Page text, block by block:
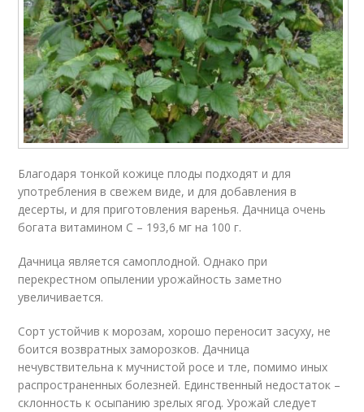
Благодаря тонкой кожице плоды подходят и для
употребления в свежем виде, и для добавления в
десерты, и для приготовления варенья. Дачница очень
богата витамином C – 193,6 мг на 100 г.
Дачница является самоплодной. Однако при
перекрестном опылении урожайность заметно
увеличивается.
Сорт устойчив к морозам, хорошо переносит засуху, не
боится возвратных заморозков. Дачница
нечувствительна к мучнистой росе и тле, помимо иных
распространенных болезней. Единственный недостаток –
склонность к осыпанию зрелых ягод. Урожай следует